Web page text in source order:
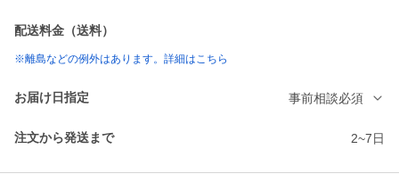
配送料金（送料）
※離島などの例外はあります。詳細はこちら
お届け日指定 事前相談必須
注文から発送まで 2~7日